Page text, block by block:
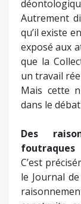
Autrement
qu’il existe
exposé aux
que la
un travail
Mais cette
dans le
Des
foutraques
C’est
le Journal